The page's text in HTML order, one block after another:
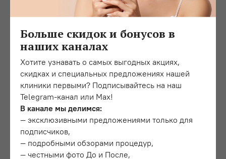
Больше скидок и бонусов в
наших каналах
Хотите узнавать о самых выгодных акциях,
скидках и специальных предложениях нашей
клиники первыми? Подписывайтесь на наш
Telegram-канал или Max!
В канале мы делимся:
— эксклюзивными предложениями только для
подписчиков,
— подробными обзорами процедур,
— честными фото До и После,
Поможет ли процедура при
фиброзном целлюлите?
Целлюлитные проявления могут формироваться
в независимости от веса, чаще всего в области бедер.
«Апельсиновую корку» нельзя убрать, прибегая
к диетическому питанию или физическим нагрузкам.
Но, использование аппаратного массажа дает
выраженный эффект вне зависимости от стадии
целлюлитных проявлений, в том числе и при
фиброзных.
Длительность процедур